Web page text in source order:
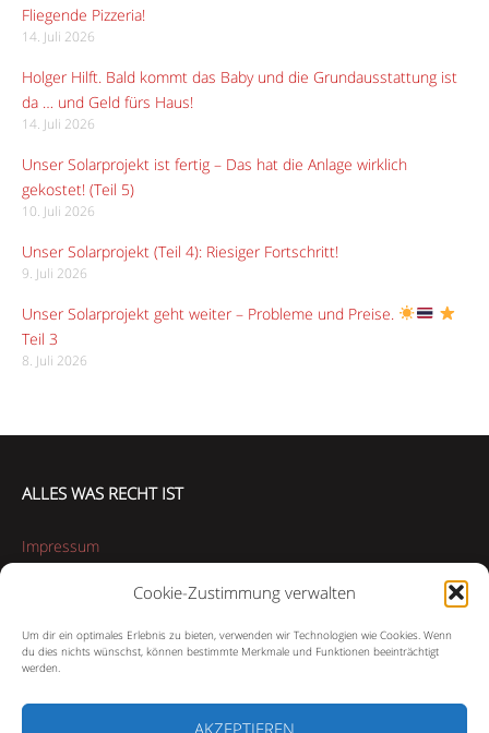
Cookie-Zustimmung verwalten
Um dir ein optimales Erlebnis zu bieten, verwenden wir Technologien wie Cookies. Wenn
du dies nichts wünschst, können bestimmte Merkmale und Funktionen beeinträchtigt
werden.
AKZEPTIEREN
Fliegende Pizzeria!
14. Juli 2026
Holger Hilft. Bald kommt das Baby und die Grundausstattung ist
da … und Geld fürs Haus!
14. Juli 2026
Unser Solarprojekt ist fertig – Das hat die Anlage wirklich
gekostet! (Teil 5)
10. Juli 2026
Unser Solarprojekt (Teil 4): Riesiger Fortschritt!
9. Juli 2026
Unser Solarprojekt geht weiter – Probleme und Preise.
Teil 3
8. Juli 2026
ALLES WAS RECHT IST
Impressum
Datenschutzerklärung
Cookie-Richtlinie (EU)